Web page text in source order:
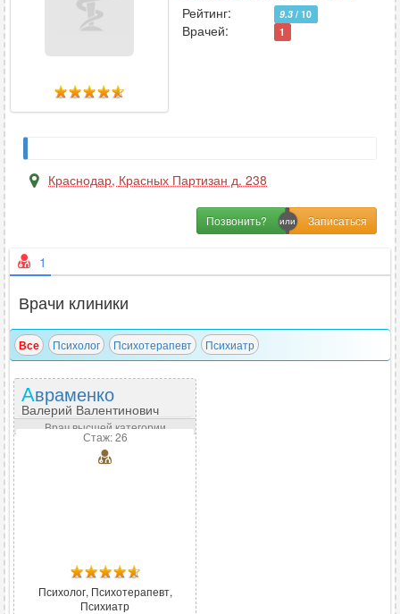
Рейтинг:
9.3 / 10
Врачей: 1
Краснодар, Красных Партизан д. 238
Позвонить?
1
Врачи клиники
Все Психолог Психотерапевт Психиатр
Авраменко
Валерий Валентинович
Врач высшей категории
Стаж: 26
Психолог, Психотерапевт,
Психиатр